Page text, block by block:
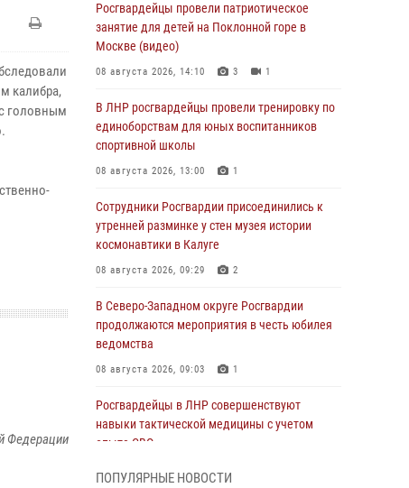
калибра,
головным
Федерации
Росгвардейцы провели патриотическое
занятие для детей на Поклонной горе в
Москве (видео)
08 августа 2026, 14:10 3 1
В ЛНР росгвардейцы провели тренировку по
единоборствам для юных воспитанников
спортивной школы
08 августа 2026, 13:00 1
Сотрудники Росгвардии присоединились к
утренней разминке у стен музея истории
космонавтики в Калуге
08 августа 2026, 09:29 2
В Северо-Западном округе Росгвардии
продолжаются мероприятия в честь юбилея
ведомства
08 августа 2026, 09:03 1
Росгвардейцы в ЛНР совершенствуют
навыки тактической медицины с учетом
опыта СВО
ПОПУЛЯРНЫЕ НОВОСТИ